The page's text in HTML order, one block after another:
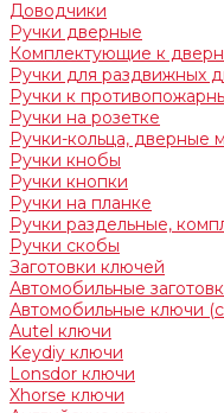
Доводчики
Ручки дверные
Комплектующие к
Ручки для раздвижных
Ручки к
Ручки на розетке
Ручки-кольца, дверные
Ручки кнобы
Ручки кнопки
Ручки на планке
Ручки раздельные,
Ручки скобы
Заготовки ключей
Автомобильные
Автомобильные ключи
Autel ключи
Keydiy ключи
Lonsdor ключи
Xhorse ключи